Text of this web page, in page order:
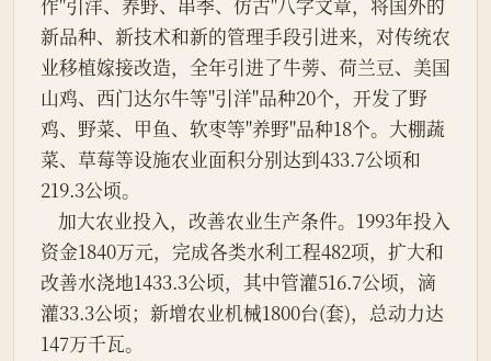
作"引洋、养野、串季、仿古"八字文章，将国外的
新品种、新技术和新的管理手段引进来，对传统农
业移植嫁接改造，全年引进了牛蒡、荷兰豆、美国
山鸡、西门达尔牛等"引洋"品种20个，开发了野
鸡、野菜、甲鱼、软枣等"养野"品种18个。大棚蔬
菜、草莓等设施农业面积分别达到433.7公顷和
219.3公顷。
资金1840万元，完成各类水利工程482项，扩大和
改善水浇地1433.3公顷，其中管灌516.7公顷，滴
灌33.3公顷；新增农业机械1800台(套)，总动力达
147万千瓦。